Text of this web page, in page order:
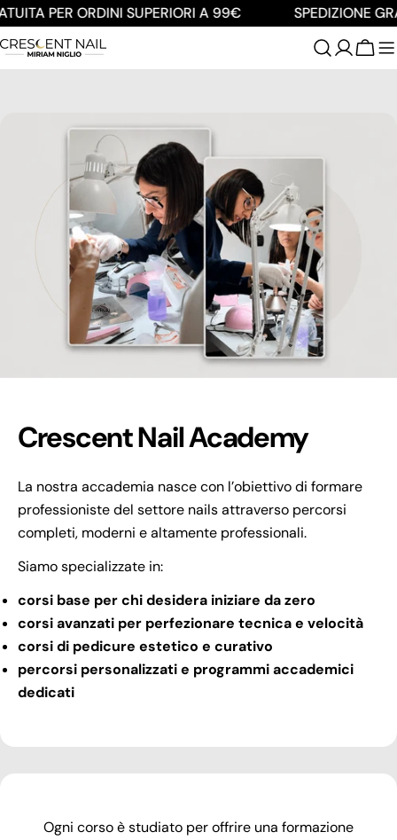
Salta
contenuto
PER ORDINI SUPERIORI A 99€ SPEDIZIONE
Crescent Nail Academy
La nostra accademia nasce con l’obiettivo di formare
professioniste del settore nails attraverso percorsi
completi, moderni e altamente professionali.
Siamo specializzate in:
corsi base per chi desidera iniziare da zero
corsi avanzati per perfezionare tecnica e velocità
corsi di pedicure estetico e curativo
percorsi personalizzati e programmi accademici
dedicati
Ogni corso è studiato per offrire una formazione